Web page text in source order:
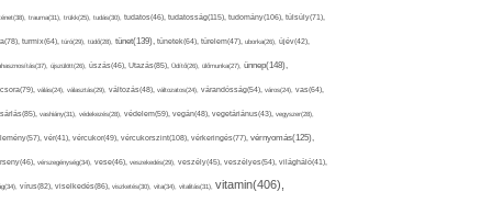
trauma(31), trükk(25), tudás(30), tudatos(46), tudatosság(115), tudomány(106), túlsúly(71),
turmix(64), túró(29), tüdő(28), tünet(139), tünetek(64), türelem(47), uborka(26), újév(42),
újszülött(26), úszás(46), Utazás(85), Üdítő(26), ülőmunka(27), ünnep(148),
válás(24), választás(29), változás(48), változatos(24), várandósság(54), város(24), vas(64),
vashiány(31), védekezés(28), védelem(59), vegán(48), vegetáriánus(43), vegyszer(28),
vér(41), vércukor(49), vércukorszint(108), vérkeringés(77), vérnyomás(125),
vérszegénység(34), vese(46), veszekedés(29), veszély(45), veszélyes(54), világháló(41),
vírus(82), viselkedés(86), viszketés(30), vita(34), vitalitás(31), vitamin(406),